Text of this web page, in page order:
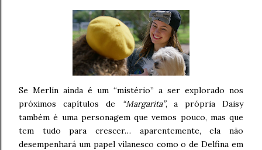
Se Merlín ainda é um “mistério” a ser explorado nos
próximos capítulos de
“Margarita”, a própria Daisy
também é uma personagem que vemos pouco, mas que
tem tudo para crescer… aparentemente, ela não
desempenhará um papel vilanesco como o de Delfina em